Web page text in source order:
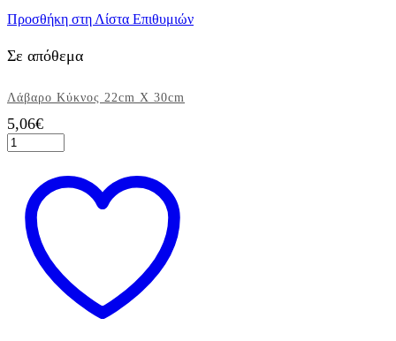
Προσθήκη στη Λίστα Επιθυμιών
Σε απόθεμα
Λάβαρο Κύκνος 22cm X 30cm
5,06€
Λάβαρο
Κύκνος
30cm
ποσότητα